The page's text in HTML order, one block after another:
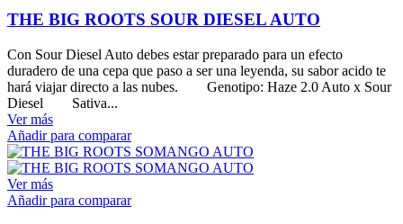
THE BIG ROOTS SOUR DIESEL AUTO
Con Sour Diesel Auto debes estar preparado para un efecto
duradero de una cepa que paso a ser una leyenda, su sabor acido te
hará viajar directo a las nubes. Genotipo: Haze 2.0 Auto x Sour
Diesel Sativa...
Ver más
Añadir para comparar
Ver más
Añadir para comparar